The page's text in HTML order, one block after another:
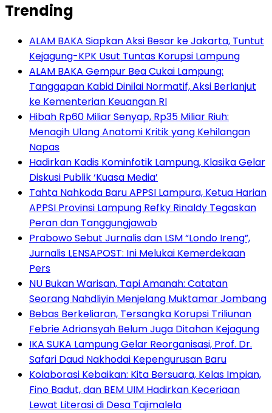
Trending
ALAM BAKA Siapkan Aksi Besar ke Jakarta, Tuntut
Kejagung-KPK Usut Tuntas Korupsi Lampung
ALAM BAKA Gempur Bea Cukai Lampung:
Tanggapan Kabid Dinilai Normatif, Aksi Berlanjut
ke Kementerian Keuangan RI
Hibah Rp60 Miliar Senyap, Rp35 Miliar Riuh:
Menagih Ulang Anatomi Kritik yang Kehilangan
Napas
Hadirkan Kadis Kominfotik Lampung, Klasika Gelar
Diskusi Publik ‘Kuasa Media’
Tahta Nahkoda Baru APPSI Lampura, Ketua Harian
APPSI Provinsi Lampung Refky Rinaldy Tegaskan
Peran dan Tanggungjawab
Prabowo Sebut Jurnalis dan LSM “Londo Ireng”,
Jurnalis LENSAPOST: Ini Melukai Kemerdekaan
Pers
NU Bukan Warisan, Tapi Amanah: Catatan
Seorang Nahdliyin Menjelang Muktamar Jombang
Bebas Berkeliaran, Tersangka Korupsi Triliunan
Febrie Adriansyah Belum Juga Ditahan Kejagung
IKA SUKA Lampung Gelar Reorganisasi, Prof. Dr.
Safari Daud Nakhodai Kepengurusan Baru
Kolaborasi Kebaikan: Kita Bersuara, Kelas Impian,
Fino Badut, dan BEM UIM Hadirkan Keceriaan
Lewat Literasi di Desa Tajimalela